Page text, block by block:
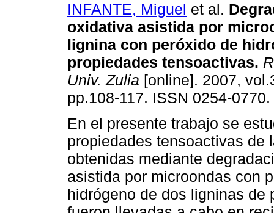
INFANTE, Miguel et al.
oxidativa asistida por
lignina con peróxido de
propiedades tensoactivas.
Univ. Zulia [online]. 2007,
pp.108-117. ISSN 0254-0770.
En el presente trabajo se
propiedades tensoactivas de
obtenidas mediante
asistida por microondas con
hidrógeno de dos ligninas de